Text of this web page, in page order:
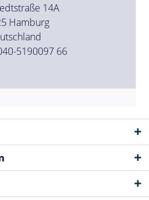
14A
Hamburg
5190097 66